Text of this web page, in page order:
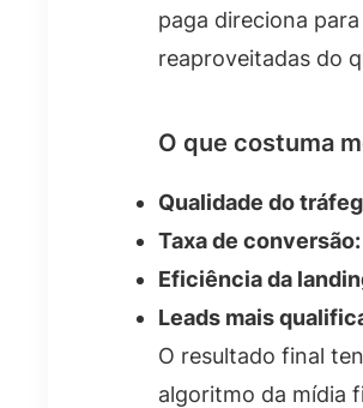
paga direciona
reaproveitadas do
O que costuma
Qualidade do
Taxa de conversão:
Eficiência da
Leads mais
O resultado final
algoritmo da mídia